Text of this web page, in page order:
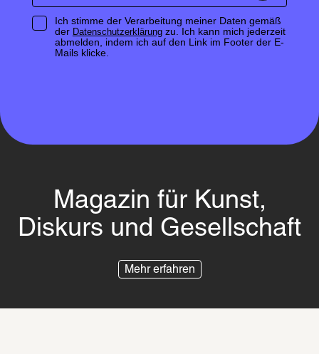
Ich stimme der Verarbeitung meiner Daten gemäß
der Datenschutzerklärungzu. Ich kann mich jederzeit
abmelden, indem ich auf den Link im Footer der E-
Mails klicke.
Magazin für Kunst,
Diskurs und Gesellschaft
Mehr erfahren